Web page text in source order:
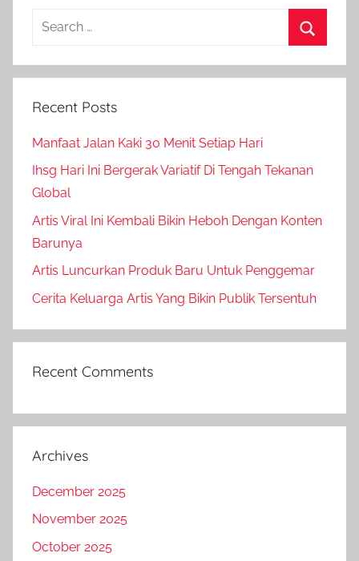
Search
Recent Posts
Manfaat Jalan Kaki 30 Menit Setiap Hari
Ihsg Hari Ini Bergerak Variatif Di Tengah Tekanan
Global
Artis Viral Ini Kembali Bikin Heboh Dengan Konten
Barunya
Artis Luncurkan Produk Baru Untuk Penggemar
Cerita Keluarga Artis Yang Bikin Publik Tersentuh
Recent Comments
Archives
December 2025
November 2025
October 2025